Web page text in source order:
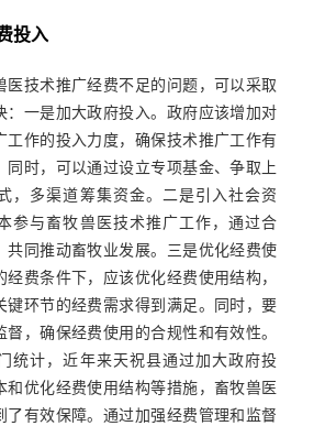
投入
医技术推广经费不足的问题，可以采取
：一是加大政府投入。政府应该增加对
工作的投入力度，确保技术推广工作有
同时，可以通过设立专项基金、争取上
，多渠道筹集资金。二是引入社会资
参与畜牧兽医技术推广工作，通过合
共同推动畜牧业发展。三是优化经费使
经费条件下，应该优化经费使用结构，
键环节的经费需求得到满足。同时，要
督，确保经费使用的合规性和有效性。
统计，近年来天祝县通过加大政府投
和优化经费使用结构等措施，畜牧兽医
了有效保障。通过加强经费管理和监督